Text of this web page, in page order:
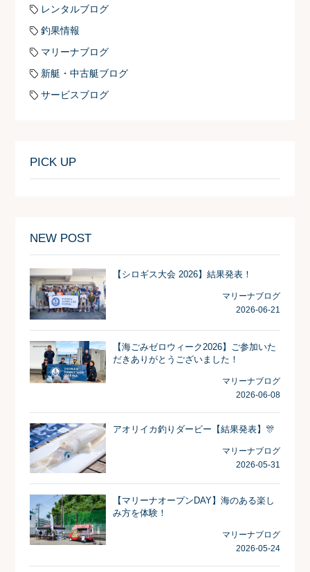
レンタルブログ
釣果情報
マリーナブログ
新艇・中古艇ブログ
サービスブログ
PICK UP
NEW POST
【シロギス大会 2026】結果発表！
マリーナブログ
2026-06-21
【海ごみゼロウィーク2026】ご参加いた
だきありがとうございました！
マリーナブログ
2026-06-08
アオリイカ釣りダービー【結果発表】🎊
マリーナブログ
2026-05-31
【マリーナオープンDAY】海のある楽し
み方を体験！
マリーナブログ
2026-05-24